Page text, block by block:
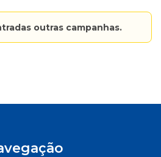
outras campanhas.